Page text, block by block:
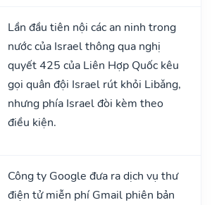
Lần đầu tiên nội các an ninh trong
nước của Israel thông qua nghị
quyết 425 của Liên Hợp Quốc kêu
gọi quân đội Israel rút khỏi Libǎng,
nhưng phía Israel đòi kèm theo
điều kiện.
Công ty Google đưa ra dịch vụ thư
điện tử miễn phí Gmail phiên bản